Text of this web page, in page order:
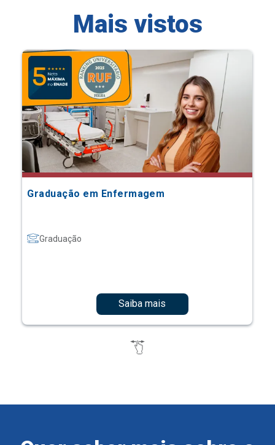
Mais vistos
Graduação em Enfermagem
Graduação
Saiba mais